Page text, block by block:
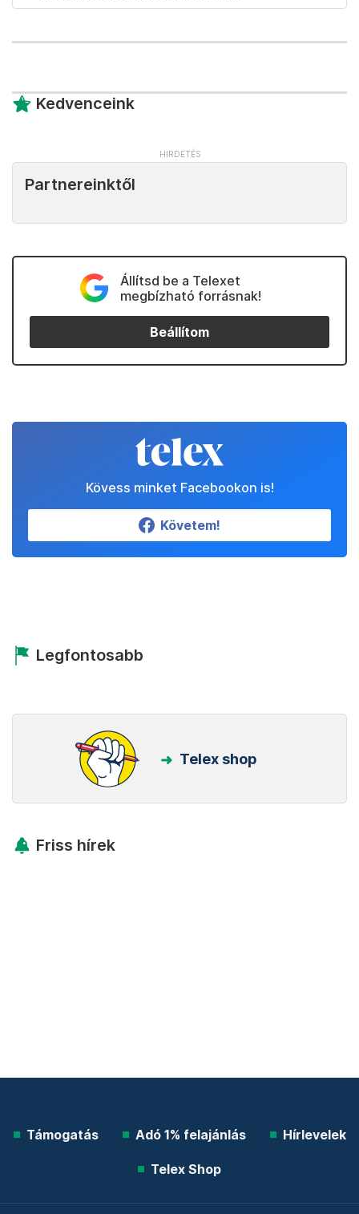
Kedvenceink
Partnereinktől
Állítsd be a Telexet
megbízható forrásnak!
Beállítom
Kövess minket Facebookon is!
Követem!
Legfontosabb
Telex shop
Friss hírek
Támogatás Adó 1% felajánlás Hírlevelek
Telex Shop